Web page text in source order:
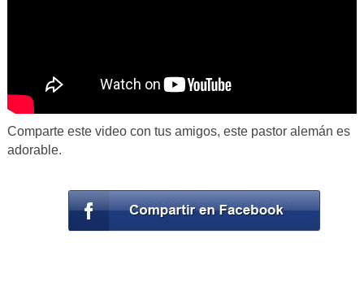
Comparte este video con tus amigos, este pastor alemán es
adorable.